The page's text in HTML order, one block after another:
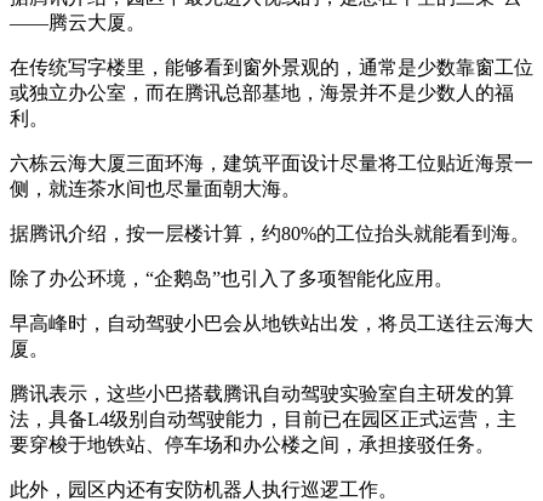
——腾云大厦。
在传统写字楼里，能够看到窗外景观的，通常是少数靠窗工位
或独立办公室，而在腾讯总部基地，海景并不是少数人的福
利。
六栋云海大厦三面环海，建筑平面设计尽量将工位贴近海景一
侧，就连茶水间也尽量面朝大海。
据腾讯介绍，按一层楼计算，约80%的工位抬头就能看到海。
除了办公环境，“企鹅岛”也引入了多项智能化应用。
早高峰时，自动驾驶小巴会从地铁站出发，将员工送往云海大
厦。
腾讯表示，这些小巴搭载腾讯自动驾驶实验室自主研发的算
法，具备L4级别自动驾驶能力，目前已在园区正式运营，主
要穿梭于地铁站、停车场和办公楼之间，承担接驳任务。
此外，园区内还有安防机器人执行巡逻工作。